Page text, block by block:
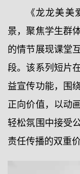
《龙龙美
景，聚焦学生群
的情节展现课堂
段。该系列短片
益宣传功能，围
正向价值，以动
轻松氛围中接受
责任传播的双重价